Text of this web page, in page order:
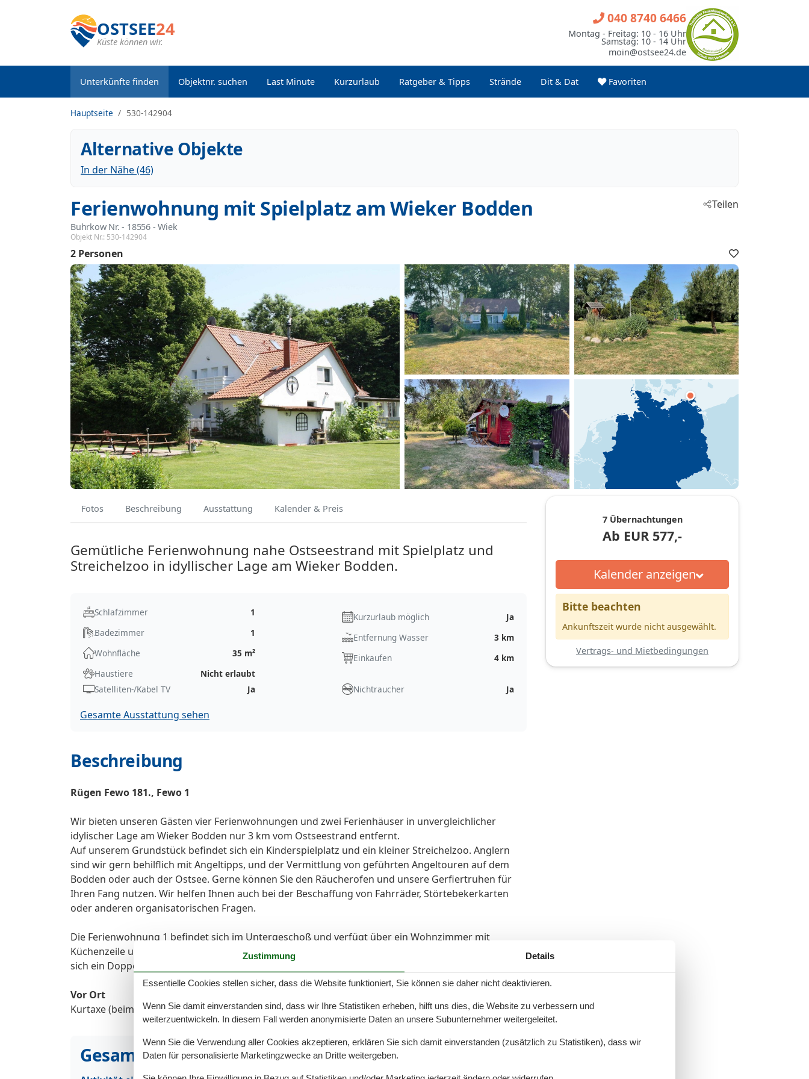
OSTSEE24
Küste können wir.
Unterkünfte finden Objektnr. suchen Last Minute Kurzurlaub Ratgeber & Tipps Strände Dit & Dat Favoriten
040 8740 6466
Montag - Freitag: 10 - 16 Uhr
Samstag: 10 - 14 Uhr
moin@ostsee24.de
Hauptseite 530-142904
Alternative Objekte
In der Nähe (46)
Ferienwohnung mit Spielplatz am Wieker Bodden
Buhrkow Nr. - 18556 - Wiek
Objekt Nr.: 530-142904
Teilen
2 Personen
Fotos Beschreibung Ausstattung Kalender & Preis
Gemütliche Ferienwohnung nahe Ostseestrand mit Spielplatz und
Streichelzoo in idyllischer Lage am Wieker Bodden.
Schlafzimmer
1
Badezimmer
1
Wohnfläche
35 m²
Haustiere
Nicht erlaubt
Kurzurlaub möglich
Ja
Entfernung Wasser
3 km
Einkaufen
4 km
Satelliten-/Kabel TV Ja Nichtraucher Ja
Gesamte Ausstattung sehen
Beschreibung
Rügen Fewo 181., Fewo 1
Wir bieten unseren Gästen vier Ferienwohnungen und zwei Ferienhäuser in unvergleichlicher
idylischer Lage am Wieker Bodden nur 3 km vom Ostseestrand entfernt.
Auf unserem Grundstück befindet sich ein Kinderspielplatz und ein kleiner Streichelzoo. Anglern
sind wir gern behilflich mit Angeltipps, und der Vermittlung von geführten Angeltouren auf dem
Bodden oder auch der Ostsee. Gerne können Sie den Räucherofen und unsere Gerfiertruhen für
Ihren Fang nutzen. Wir helfen Ihnen auch bei der Beschaffung von Fahrräder, Störtebekerkarten
oder anderen organisatorischen Fragen.
Die Ferienwohnung 1 befindet sich im Untergeschoß und verfügt über ein Wohnzimmer mit
Küchenzeile und einer gemütlichen Sitzgruppe, (Sat TV, Radio). Im Familienschlafzimmer befindet
sich ein Doppelbett. -Bad mit DU/WC. Das großzügige Grundstück läden zur aktiven Erhohlung ein.
Vor Ort
Kurtaxe (beim örtlichen Fremdenverkehrsverband zu entrichten).
Gesamte Ausstattung
7 Übernachtungen
Ab EUR 577,-
Kalender anzeigen
Bitte beachten
Ankunftszeit wurde nicht ausgewählt.
Vertrags- und Mietbedingungen
Zustimmung Details
Essentielle Cookies stellen sicher, dass die Website funktioniert, Sie können sie daher nicht deaktivieren.
Wenn Sie damit einverstanden sind, dass wir Ihre Statistiken erheben, hilft uns dies, die Website zu verbessern und
weiterzuentwickeln. In diesem Fall werden anonymisierte Daten an unsere Subunternehmer weitergeleitet.
Wenn Sie die Verwendung aller Cookies akzeptieren, erklären Sie sich damit einverstanden (zusätzlich zu Statistiken), dass wir
Daten für personalisierte Marketingzwecke an Dritte weitergeben.